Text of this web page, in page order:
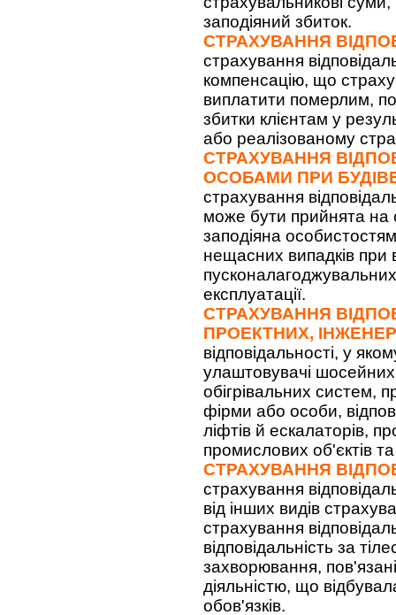
заподіяний збиток.
СТРАХУВАННЯ
страхування
компенсацію, що
виплатити померлим,
збитки клієнтам у
або реалізованому
СТРАХУВАННЯ
ОСОБАМИ ПРИ
страхування
може бути прийнята на
заподіяна
нещасних випадків при
пусконалагоджувальних
експлуатації.
СТРАХУВАННЯ
ПРОЕКТНИХ,
відповідальності, у
улаштовувачі шосейних
обігрівальних систем,
фірми або особи,
ліфтів й ескалаторів,
промислових об'єктів
СТРАХУВАННЯ
страхування
від інших видів
страхування
відповідальність за
захворювання,
діяльністю, що
обов'язків.